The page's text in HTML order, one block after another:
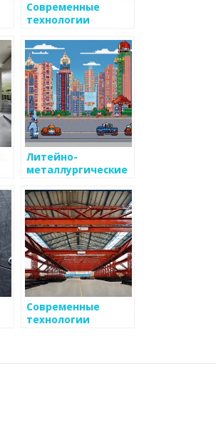
Современные
технологии
улучшения
металлов
Литейно-
металлургические
Современные
технологии